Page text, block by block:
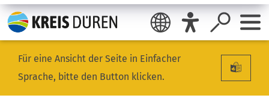
Für eine Ansicht der Seite in Einfacher
Sprache, bitte den Button klicken.